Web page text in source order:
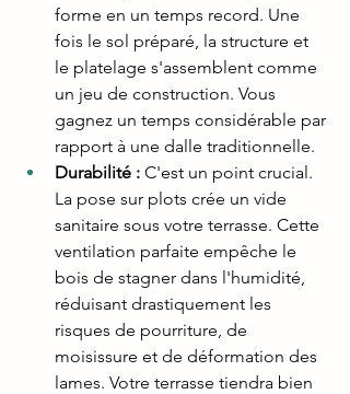
forme en un temps record. Une
fois le sol préparé, la structure et
le platelage s'assemblent comme
un jeu de construction. Vous
gagnez un temps considérable par
rapport à une dalle traditionnelle.
Durabilité : C'est un point crucial.
La pose sur plots crée un vide
sanitaire sous votre terrasse. Cette
ventilation parfaite empêche le
bois de stagner dans l'humidité,
réduisant drastiquement les
risques de pourriture, de
moisissure et de déformation des
lames. Votre terrasse tiendra bien